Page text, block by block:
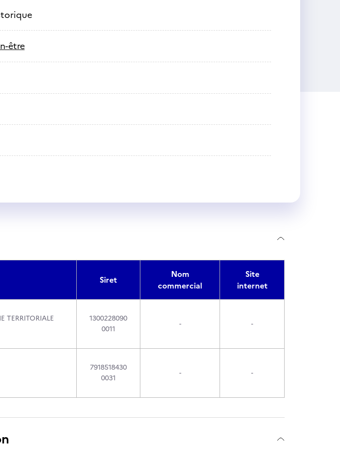
être
Siret
Nom
commercial
Site
internet
TERRITORIALE
1300228090
0011
- -
7918518430
0031
- -